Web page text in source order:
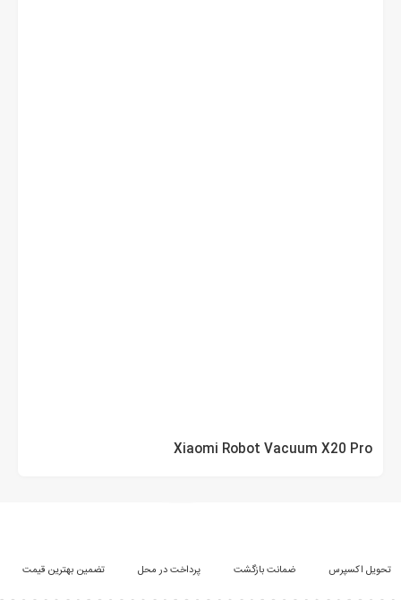
Xiaomi Robot Vacuum X20 Pro
تحویل اکسپرس ضمانت بازگشت پرداخت در محل تضمین بهترین قیمت